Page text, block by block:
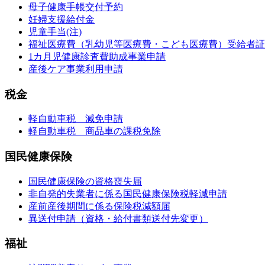
母子健康手帳交付予約
妊婦支援給付金
児童手当(注)
福祉医療費（乳幼児等医療費・こども医療費）受給者
1カ月児健康診査費助成事業申請
産後ケア事業利用申請
税金
軽自動車税 減免申請
軽自動車税 商品車の課税免除
国民健康保険
国民健康保険の資格喪失届
非自発的失業者に係る国民健康保険税軽減申請
産前産後期間に係る保険税減額届
異送付申請（資格・給付書類送付先変更）
福祉